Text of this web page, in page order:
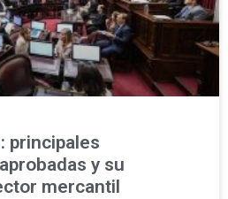
principales
y su
mercantil